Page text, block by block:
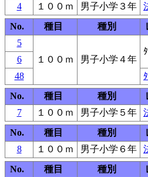
4
１００ｍ 男子小学３年
No.
種目 種別
5
１００ｍ
男子小学４年
6
48
No.
種目 種別
7
１００ｍ 男子小学５年
No.
種目 種別
8
１００ｍ 男子小学６年
No.
種目 種別